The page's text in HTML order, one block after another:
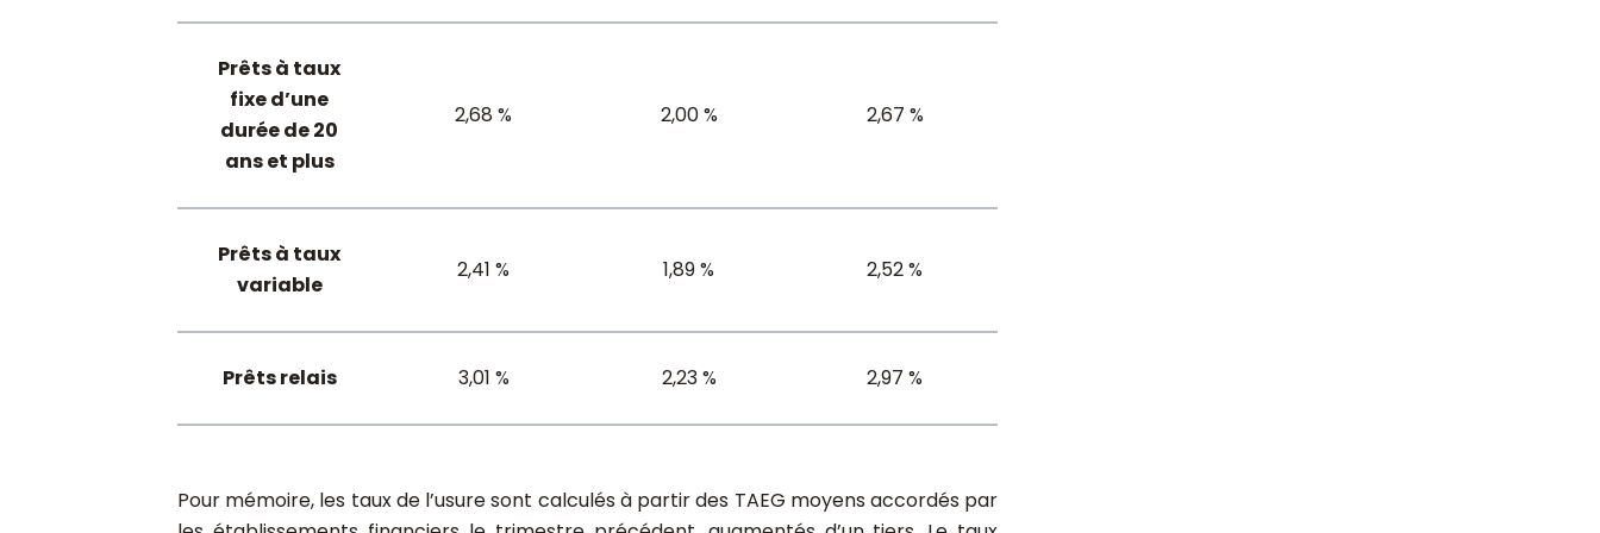
Prêts à taux
fixe d’une
durée de 20
ans et plus
2,68 % 2,00 % 2,67 %
Prêts à taux
variable
2,41 % 1,89 % 2,52 %
Prêts relais 3,01 % 2,23 % 2,97 %
Pour mémoire, les taux de l’usure sont calculés à partir des TAEG moyens accordés par